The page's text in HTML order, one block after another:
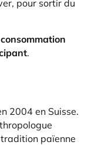
pour sortir du
.
2004 en Suisse.
païenne